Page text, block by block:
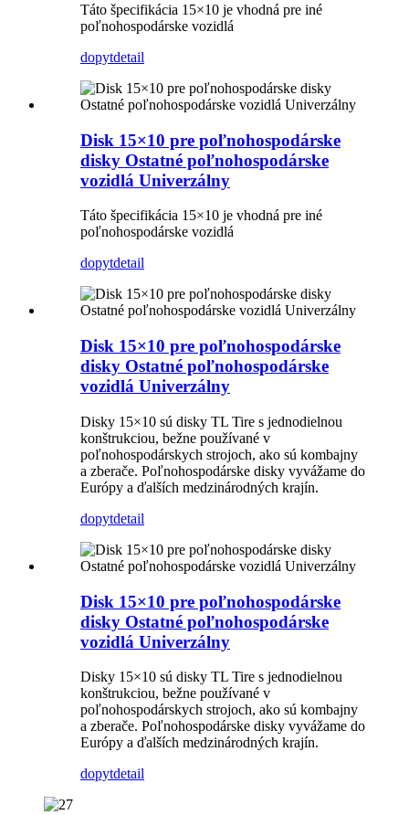
Táto špecifikácia 15×10 je vhodná pre iné
poľnohospodárske vozidlá
dopytdetail
Disk 15×10 pre poľnohospodárske
disky Ostatné poľnohospodárske
vozidlá Univerzálny
Táto špecifikácia 15×10 je vhodná pre iné
poľnohospodárske vozidlá
dopytdetail
Disk 15×10 pre poľnohospodárske
disky Ostatné poľnohospodárske
vozidlá Univerzálny
Disky 15×10 sú disky TL Tire s jednodielnou
konštrukciou, bežne používané v
poľnohospodárskych strojoch, ako sú kombajny
a zberače. Poľnohospodárske disky vyvážame do
Európy a ďalších medzinárodných krajín.
dopytdetail
Disk 15×10 pre poľnohospodárske
disky Ostatné poľnohospodárske
vozidlá Univerzálny
Disky 15×10 sú disky TL Tire s jednodielnou
konštrukciou, bežne používané v
poľnohospodárskych strojoch, ako sú kombajny
a zberače. Poľnohospodárske disky vyvážame do
Európy a ďalších medzinárodných krajín.
dopytdetail